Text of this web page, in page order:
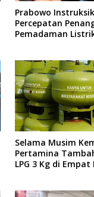
Prabowo
Percepatan
Pemadaman
Selama Musim
Pertamina
LPG 3 Kg di Empat